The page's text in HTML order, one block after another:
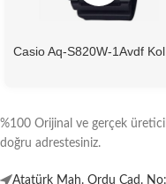
Casio Aq-S820W-1Avdf Kol
%100 Orijinal ve gerçek
doğru adrestesiniz.
Atatürk Mah. Ordu Cad.